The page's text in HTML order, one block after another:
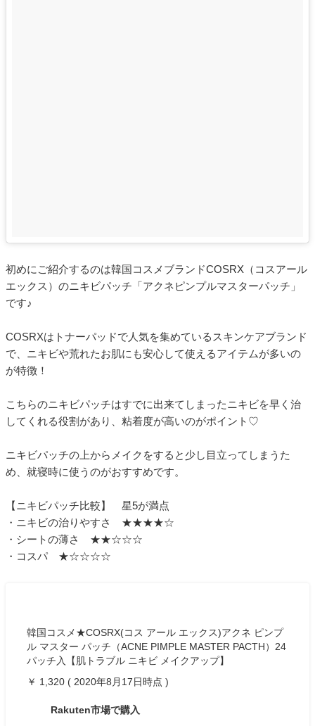
初めにご紹介するのは韓国コスメブランドCOSRX（コスアール
エックス）のニキビパッチ「アクネピンプルマスターパッチ」
です♪
COSRXはトナーパッドで人気を集めているスキンケアブランド
で、ニキビや荒れたお肌にも安心して使えるアイテムが多いの
が特徴！
こちらのニキビパッチはすでに出来てしまったニキビを早く治
してくれる役割があり、粘着度が高いのがポイント♡
ニキビパッチの上からメイクをすると少し目立ってしまうた
め、就寝時に使うのがおすすめです。
【ニキビパッチ比較】 星5が満点
・ニキビの治りやすさ ★★★★☆
・シートの薄さ ★★☆☆☆
・コスパ ★☆☆☆☆
韓国コスメ★COSRX(コス アール エックス)アクネ ピンプ
ル マスター パッチ（ACNE PIMPLE MASTER PACTH）24
パッチ入【肌トラブル ニキビ メイクアップ】
￥ 1,320 ( 2020年8月17日時点 )
Rakuten市場で購入